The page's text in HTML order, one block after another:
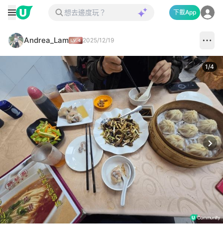
下載App
Andrea_Lam 2025/12/19
1/4